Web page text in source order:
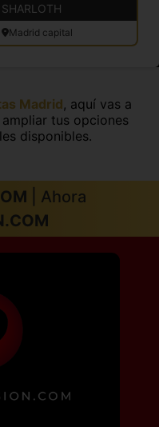
SHARLOTH
Madrid capital
Madrid, aquí vas a
tus opciones
disponibles.
| Ahora